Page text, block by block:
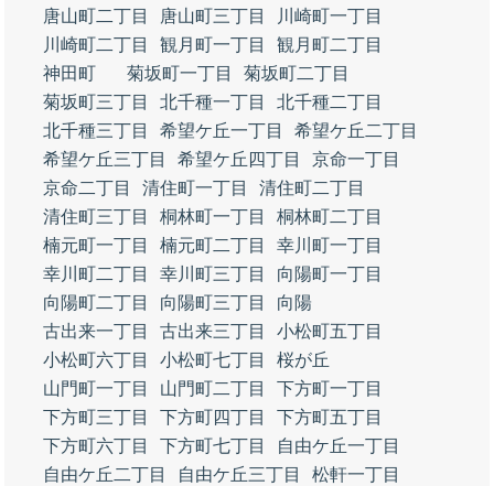
唐山町二丁目
唐山町三丁目
川崎町一丁目
川崎町二丁目
観月町一丁目
観月町二丁目
神田町
菊坂町一丁目
菊坂町二丁目
菊坂町三丁目
北千種一丁目
北千種二丁目
北千種三丁目
希望ケ丘一丁目
希望ケ丘二丁目
希望ケ丘三丁目
希望ケ丘四丁目
京命一丁目
京命二丁目
清住町一丁目
清住町二丁目
清住町三丁目
桐林町一丁目
桐林町二丁目
楠元町一丁目
楠元町二丁目
幸川町一丁目
幸川町二丁目
幸川町三丁目
向陽町一丁目
向陽町二丁目
向陽町三丁目
向陽
古出来一丁目
古出来三丁目
小松町五丁目
小松町六丁目
小松町七丁目
桜が丘
山門町一丁目
山門町二丁目
下方町一丁目
下方町三丁目
下方町四丁目
下方町五丁目
下方町六丁目
下方町七丁目
自由ケ丘一丁目
自由ケ丘二丁目
自由ケ丘三丁目
松軒一丁目